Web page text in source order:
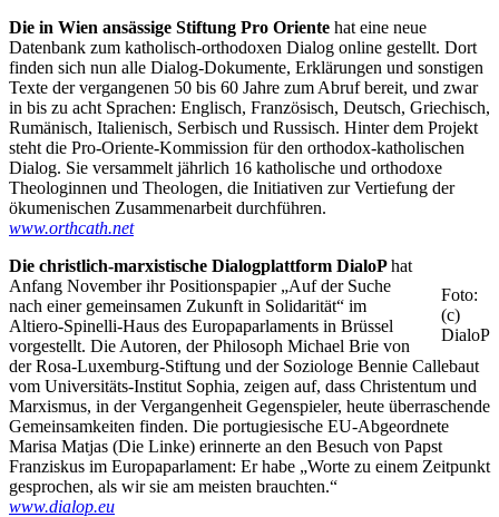
Die in Wien ansässige Stiftung Pro Oriente hat eine neue
Datenbank zum katholisch-orthodoxen Dialog online gestellt. Dort
finden sich nun alle Dialog-Dokumente, Erklärungen und sonstigen
Texte der vergangenen 50 bis 60 Jahre zum Abruf bereit, und zwar
in bis zu acht Sprachen: Englisch, Französisch, Deutsch, Griechisch,
Rumänisch, Italienisch, Serbisch und Russisch. Hinter dem Projekt
steht die Pro-Oriente-Kommission für den orthodox-katholischen
Dialog. Sie versammelt jährlich 16 katholische und orthodoxe
Theologinnen und Theologen, die Initiativen zur Vertiefung der
ökumenischen Zusammenarbeit durchführen.
www.orthcath.net
Foto:
(c)
DialoP
Die christlich-marxistische Dialogplattform DialoPhat
Anfang November ihr Positionspapier „Auf der Suche
nach einer gemeinsamen Zukunft in Solidarität“ im
Altiero-Spinelli-Haus des Europaparlaments in Brüssel
vorgestellt. Die Autoren, der Philosoph Michael Brie von
der Rosa-Luxemburg-Stiftung und der Soziologe Bennie Callebaut
vom Universitäts-Institut Sophia, zeigen auf, dass Christentum und
Marxismus, in der Vergangenheit Gegenspieler, heute überraschende
Gemeinsamkeiten finden. Die portugiesische EU-Abgeordnete
Marisa Matjas (Die Linke) erinnerte an den Besuch von Papst
Franziskus im Europaparlament: Er habe „Worte zu einem Zeitpunkt
gesprochen, als wir sie am meisten brauchten.“
www.dialop.eu